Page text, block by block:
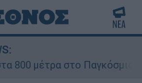
μέτρα στο Παγκόσμιο